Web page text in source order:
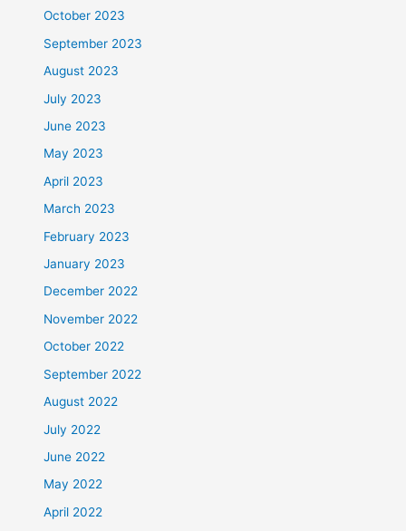
October 2023
September 2023
August 2023
July 2023
June 2023
May 2023
April 2023
March 2023
February 2023
January 2023
December 2022
November 2022
October 2022
September 2022
August 2022
July 2022
June 2022
May 2022
April 2022